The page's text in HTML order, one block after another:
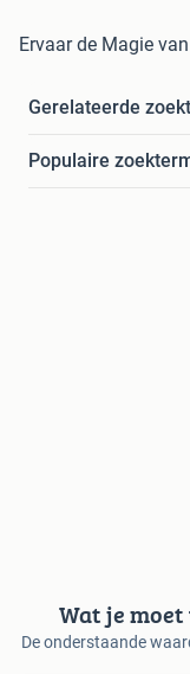
Ervaar de Magie
Gerelateerde
Populaire
Wat je
De onderstaande